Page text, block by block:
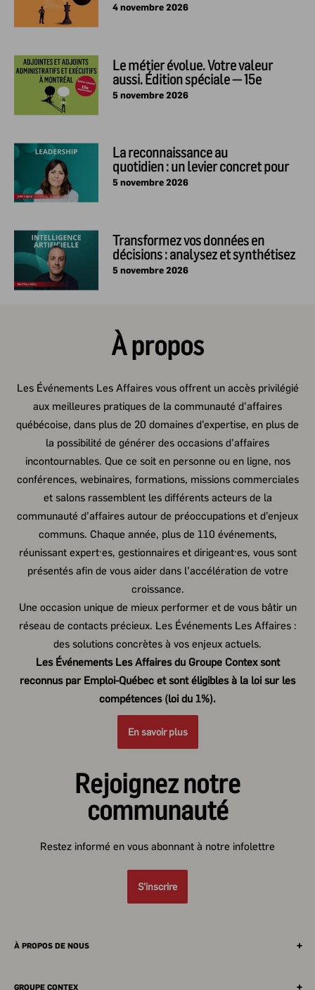
4 novembre 2026
Le métier évolue. Votre valeur
aussi. Édition spéciale — 15e
anniversaire
5 novembre 2026
La reconnaissance au
quotidien : un levier concret pour
mobiliser et performer
5 novembre 2026
Transformez vos données en
décisions : analysez et synthétisez
l’information avec l’IA
5 novembre 2026
À propos
Les Événements Les Affaires vous offrent un accès privilégié
aux meilleures pratiques de la communauté d’affaires
québécoise, dans plus de 20 domaines d’expertise, en plus de
la possibilité de générer des occasions d’affaires
incontournables. Que ce soit en personne ou en ligne, nos
conférences, webinaires, formations, missions commerciales
et salons rassemblent les différents acteurs de la
communauté d’affaires autour de préoccupations et d’enjeux
communs. Chaque année, plus de 110 événements,
réunissant expert·es, gestionnaires et dirigeant·es, vous sont
présentés afin de vous aider dans l’accélération de votre
croissance.
Une occasion unique de mieux performer et de vous bâtir un
réseau de contacts précieux. Les Événements Les Affaires :
des solutions concrètes à vos enjeux actuels.
Les Événements Les Affaires du Groupe Contex sont
reconnus par Emploi-Québec et sont éligibles à la loi sur les
compétences (loi du 1%).
En savoir plus
Rejoignez notre
communauté
Restez informé en vous abonnant à notre infolettre
S'inscrire
À PROPOS DE NOUS
gestionnaires et dirigeant·es, vous sont présentés afin de vous
GROUPE CONTEX